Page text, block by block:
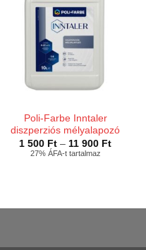
Poli-Farbe Inntaler
diszperziós mélyalapozó
1 500 Ft – 11 900 Ft
27% ÁFA-t tartalmaz